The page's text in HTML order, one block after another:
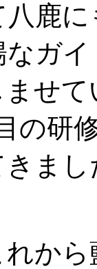
鹿
ガ
せ
の研
きま
から